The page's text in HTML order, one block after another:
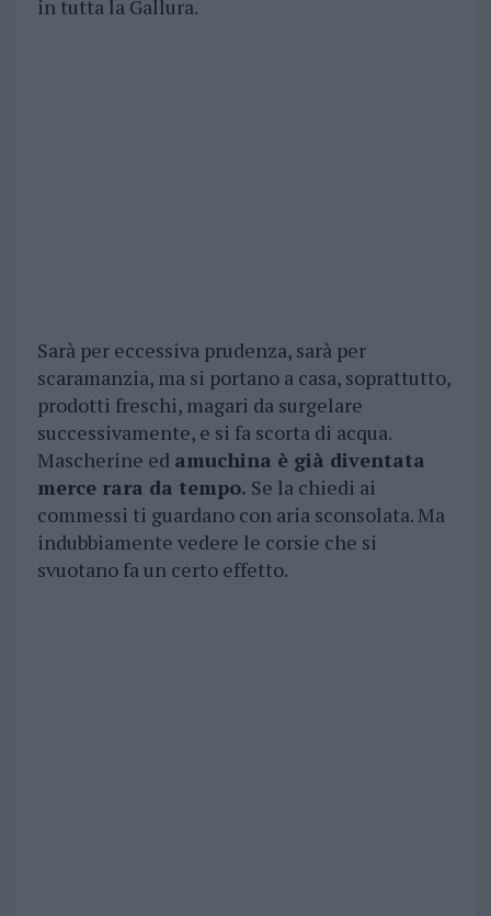
in tutta la Gallura.
Sarà per eccessiva prudenza, sarà per
scaramanzia, ma si portano a casa, soprattutto,
prodotti freschi, magari da surgelare
successivamente, e si fa scorta di acqua.
Mascherine ed amuchina è già diventata
merce rara da tempo. Se la chiedi ai
commessi ti guardano con aria sconsolata. Ma
indubbiamente vedere le corsie che si
svuotano fa un certo effetto.